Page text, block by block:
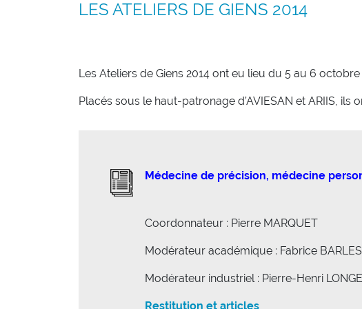
LES ATELIERS DE GIENS 2014
Les Ateliers de Giens 2014 ont eu lieu du 5 au 6 octobre
Placés sous le haut-patronage d’AVIESAN et ARIIS,
Médecine de précision, médecine
Coordonnateur : Pierre MARQUET
Modérateur académique : Fabrice
Modérateur industriel : Pierre-Henri
Restitution et articles